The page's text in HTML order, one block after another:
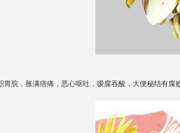
，胀满痞痛，恶心呕吐，嗳腐吞酸，大便秘结有腐